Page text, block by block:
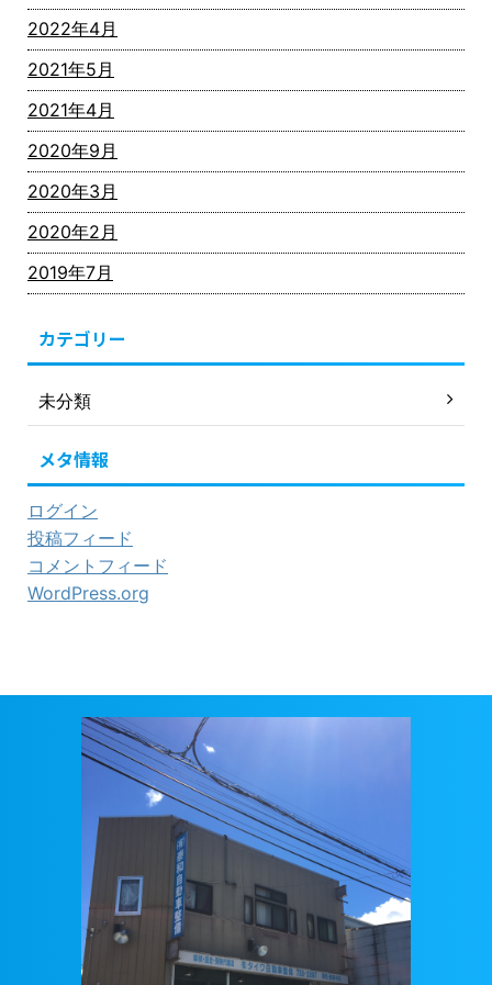
2022年4月
2021年5月
2021年4月
2020年9月
2020年3月
2020年2月
2019年7月
カテゴリー
未分類
メタ情報
ログイン
投稿フィード
コメントフィード
WordPress.org